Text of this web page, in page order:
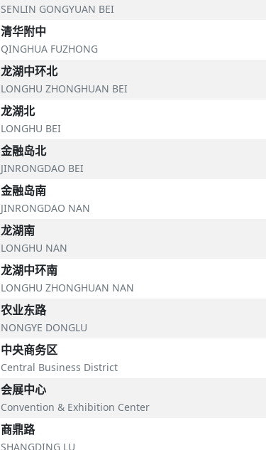
SENLIN GONGYUAN BEI
清华附中
QINGHUA FUZHONG
龙湖中环北
LONGHU ZHONGHUAN BEI
龙湖北
LONGHU BEI
金融岛北
JINRONGDAO BEI
金融岛南
JINRONGDAO NAN
龙湖南
LONGHU NAN
龙湖中环南
LONGHU ZHONGHUAN NAN
农业东路
NONGYE DONGLU
中央商务区
Central Business District
会展中心
Convention & Exhibition Center
商鼎路
SHANGDING LU